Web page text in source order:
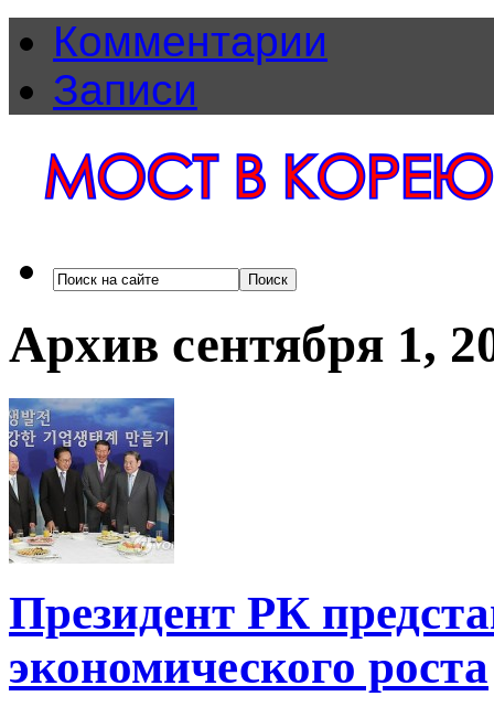
Комментарии
Записи
Архив сентября 1,
Президент РК
экономического роста